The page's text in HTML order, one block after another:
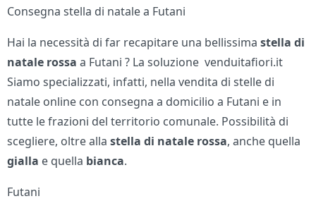
Consegna stella di natale a Futani
Hai la necessità di far recapitare una bellissimastella di
natale rossa a Futani ? La soluzione venduitafiori.it
Siamo specializzati, infatti, nella vendita di stelle di
natale online con consegna a domicilio a Futani e in
tutte le frazioni del territorio comunale. Possibilità di
scegliere, oltre allastella di natale rossa, anche quella
gialla e quella bianca.
Futani